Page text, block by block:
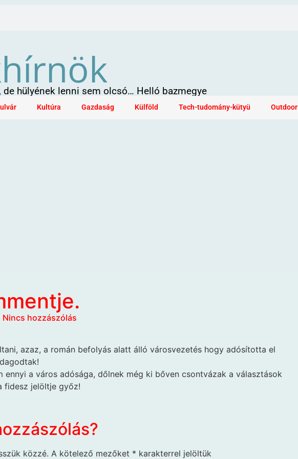
hülyének lenni sem olcsó… Helló bazmegye
Kultúra Gazdaság Külföld Tech-tudomány-kütyü Outdoor
Nincs hozzászólás
azaz, a román befolyás alatt álló városvezetés hogy adósította el
ennyi a város adósága, dőlnek még ki bőven csontvázak a választások
fidesz jelöltje győz!
közzé. A kötelező mezőket * karakterrel jelöltük